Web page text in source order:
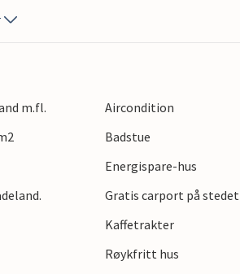
er påkrevd).
m.fl.
Aircondition
Badstue
Energispare-hus
Gratis carport på stedet
Kaffetrakter
Røykfritt hus